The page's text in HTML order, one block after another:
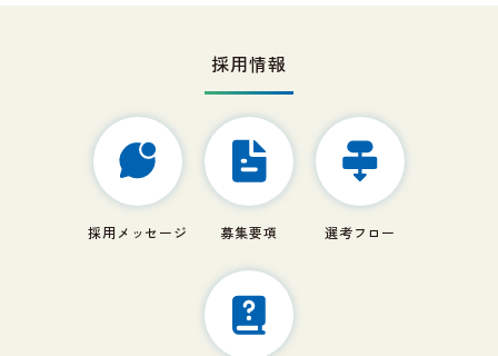
採用情報
採用メッセージ 募集要項 選考フロー